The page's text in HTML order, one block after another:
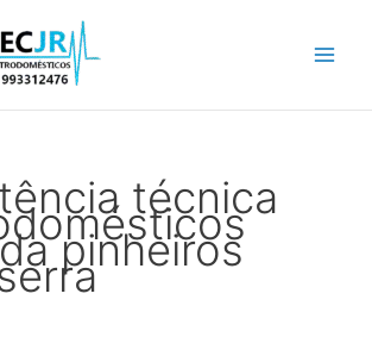
técnica
pinheiros